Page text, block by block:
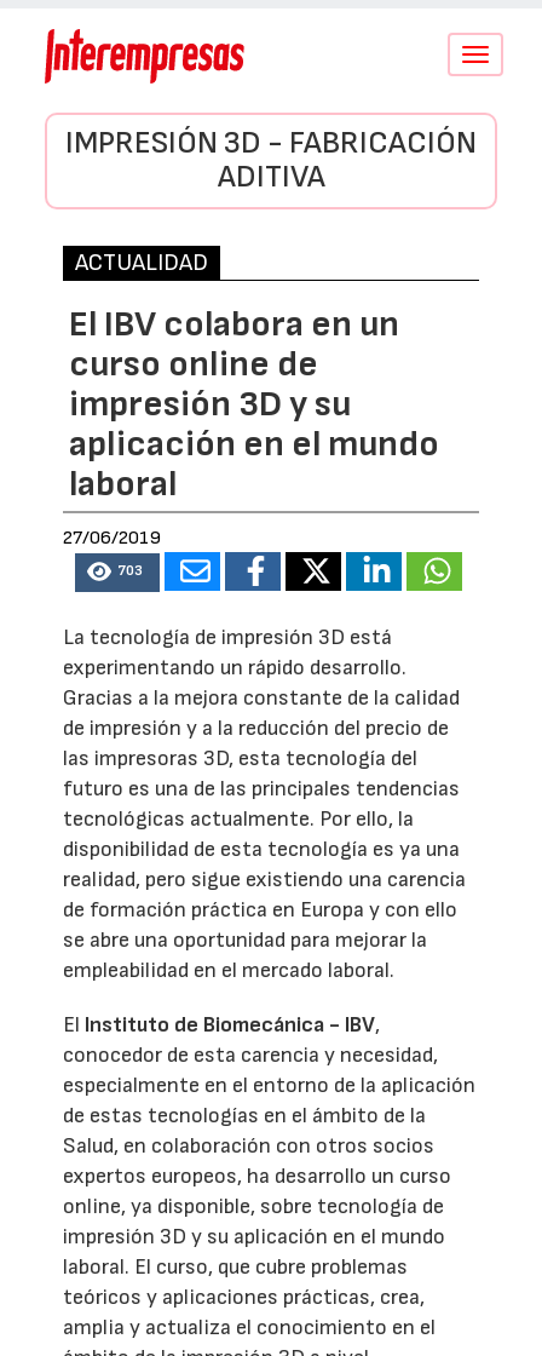
Conmutar
IMPRESIÓN 3D - FABRICACIÓN
ADITIVA
ACTUALIDAD
El IBV colabora en un
curso online de
impresión 3D y su
aplicación en el mundo
laboral
27/06/2019
703
La tecnología de impresión 3D está
experimentando un rápido desarrollo.
Gracias a la mejora constante de la calidad
de impresión y a la reducción del precio de
las impresoras 3D, esta tecnología del
futuro es una de las principales tendencias
tecnológicas actualmente. Por ello, la
disponibilidad de esta tecnología es ya una
realidad, pero sigue existiendo una carencia
de formación práctica en Europa y con ello
se abre una oportunidad para mejorar la
empleabilidad en el mercado laboral.
El Instituto de Biomecánica - IBV,
conocedor de esta carencia y necesidad,
especialmente en el entorno de la aplicación
de estas tecnologías en el ámbito de la
Salud, en colaboración con otros socios
expertos europeos, ha desarrollo un curso
online, ya disponible, sobre tecnología de
impresión 3D y su aplicación en el mundo
laboral. El curso, que cubre problemas
teóricos y aplicaciones prácticas, crea,
amplia y actualiza el conocimiento en el